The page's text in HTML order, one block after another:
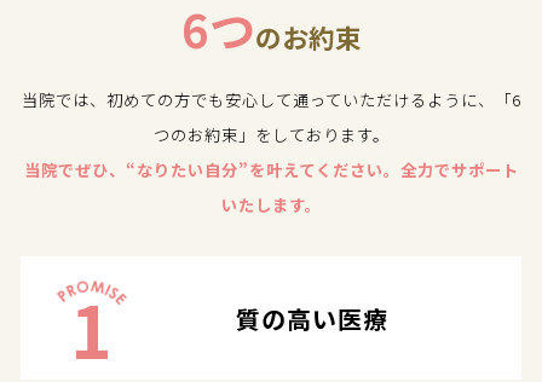
6つのお約束
当院では、初めての方でも安心して通っていただけるように、「6
つのお約束」をしております。
当院でぜひ、“なりたい自分”を叶えてください。全力でサポート
いたします。
1 質の高い医療